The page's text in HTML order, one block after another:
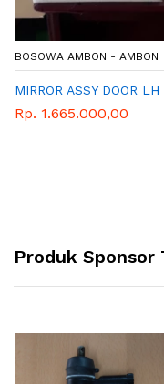
BOSOWA AMBON - AMBON
MIRROR ASSY DOOR LH
Rp. 1.665.000,00
Produk Sponsor